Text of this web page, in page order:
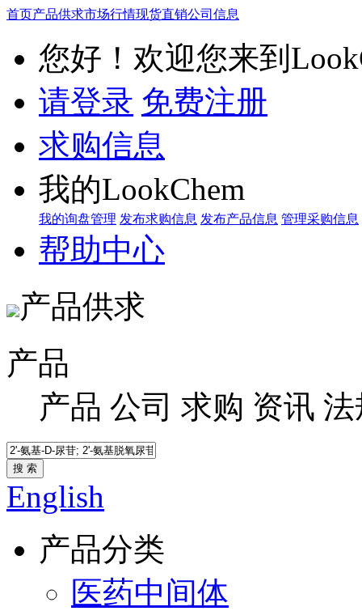
首页产品供求市场行情现货直销公司信息
您好！欢迎您来到
请登录 免费注册
求购信息
我的LookChem
我的询盘管理 发布求购信息 发布产品信息 管理采购信息
帮助中心
产品供求
产品
产品 公司 求购 资讯 法
搜 索
English
产品分类
医药中间体